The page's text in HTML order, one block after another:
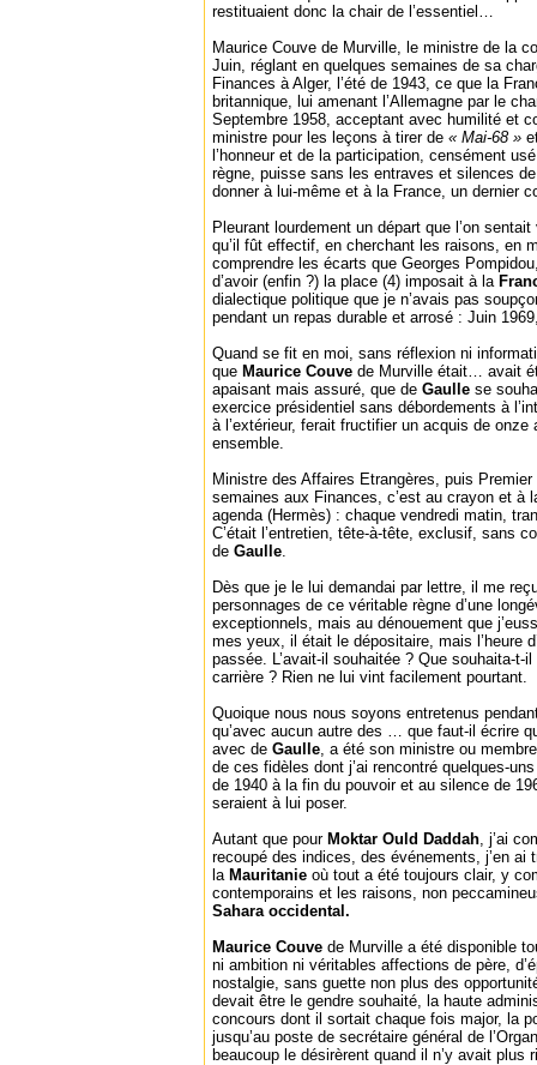
restituaient donc la chair de l’essentiel…
Maurice Couve de Murville, le ministre de la
Juin, réglant en quelques semaines de sa
Finances à Alger, l’été de 1943, ce que la
britannique, lui amenant l’Allemagne par le
Septembre 1958, acceptant avec humilité et
ministre pour les leçons à tirer de « Mai-68 »
l’honneur et de la participation, censément
règne, puisse sans les entraves et silences
donner à lui-même et à la France, un dernier
Pleurant lourdement un départ que l’on
qu’il fût effectif, en cherchant les raisons, en
comprendre les écarts que Georges
d’avoir (enfin ?) la place (4) imposait à la
dialectique politique que je n’avais pas
pendant un repas durable et arrosé : Juin
Quand se fit en moi, sans réflexion ni
que Maurice Couve de Murville était… avait
apaisant mais assuré, que de Gaulle se
exercice présidentiel sans débordements à
à l’extérieur, ferait fructifier un acquis de onze
ensemble.
Ministre des Affaires Etrangères, puis
semaines aux Finances, c’est au crayon et à
agenda (Hermès) : chaque vendredi matin,
C’était l’entretien, tête-à-tête, exclusif, sans
de Gaulle.
Dès que je le lui demandai par lettre, il me
personnages de ce véritable règne d’une
exceptionnels, mais au dénouement que
mes yeux, il était le dépositaire, mais l’heure
passée. L’avait-il souhaitée ? Que souhaita-t-
carrière ? Rien ne lui vint facilement pourtant.
Quoique nous nous soyons entretenus
qu’avec aucun autre des … que faut-il écrire
avec de Gaulle, a été son ministre ou
de ces fidèles dont j’ai rencontré quelques-
de 1940 à la fin du pouvoir et au silence de
seraient à lui poser.
Autant que pour Moktar Ould Daddah, j’ai
recoupé des indices, des événements, j’en ai
la Mauritanie où tout a été toujours clair, y
contemporains et les raisons, non
Sahara occidental.
Maurice Couve de Murville a été disponible
ni ambition ni véritables affections de père,
nostalgie, sans guette non plus des
devait être le gendre souhaité, la haute
concours dont il sortait chaque fois major, la
jusqu’au poste de secrétaire général de
beaucoup le désirèrent quand il n’y avait plus